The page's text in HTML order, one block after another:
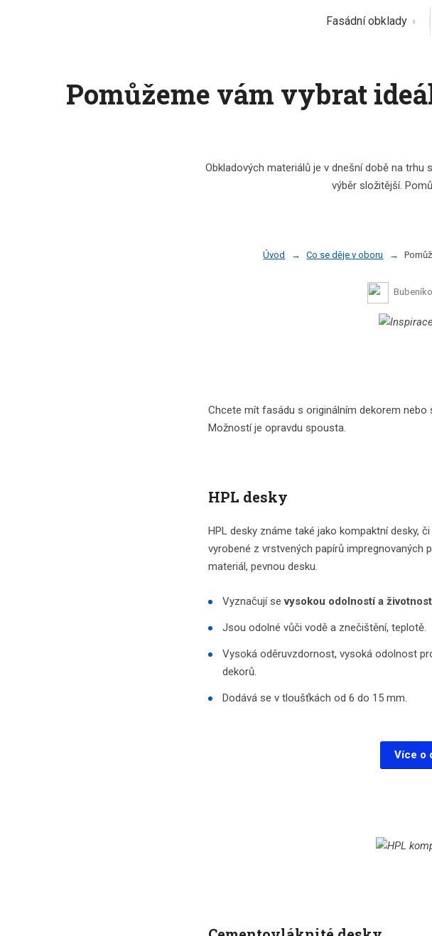
Fasádní obklady
Pomůžeme vám vybrat
Obkladových materiálů je v dnešní době na
výběr složitější.
Úvod Co se děje v oboru
Chcete mít fasádu s originálním dekorem nebo
Možností je opravdu spousta.
HPL desky
HPL desky známe také jako kompaktní desky, či
vyrobené z vrstvených papírů impregnovaných
materiál, pevnou desku.
Vyznačují sevysokou odolností a
Jsou odolné vůči vodě a znečištění, teplotě.
Vysoká oděruvzdornost, vysoká odolnost
dekorů.
Dodává se v tloušťkách od 6 do 15 mm.
Více o